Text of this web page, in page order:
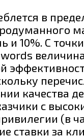
в
и 10%. С
качества
с
(в
ставки за